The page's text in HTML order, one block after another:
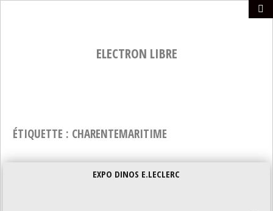
ELECTRON LIBRE
ÉTIQUETTE : CHARENTEMARITIME
EXPO DINOS E.LECLERC